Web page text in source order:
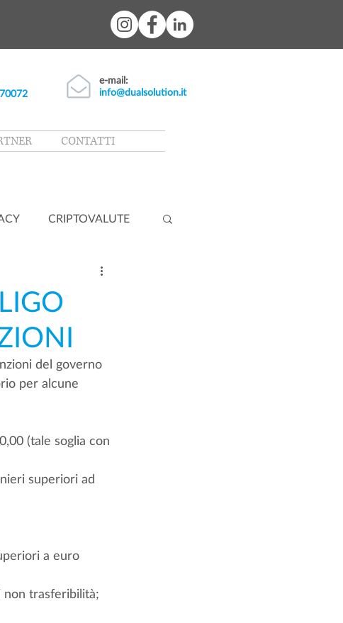
e-mail:
info@dualsolution.it
CONTATTI
CRIPTOVALUTE
del governo
per alcune
(tale soglia con
superiori ad
a euro
non trasferibilità;